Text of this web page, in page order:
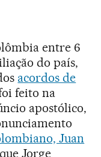
entre 6
do país,
acordos de
feito na
apostólico,
Juan
Jorge